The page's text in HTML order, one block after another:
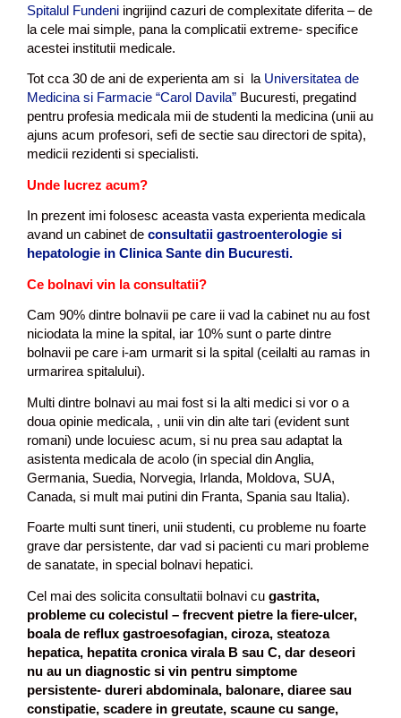
Spitalul Fundeni ingrijind cazuri de complexitate diferita – de
la cele mai simple, pana la complicatii extreme- specifice
acestei institutii medicale.
Tot cca 30 de ani de experienta am si la Universitatea de
Medicina si Farmacie “Carol Davila” Bucuresti, pregatind
pentru profesia medicala mii de studenti la medicina (unii au
ajuns acum profesori, sefi de sectie sau directori de spita),
medicii rezidenti si specialisti.
Unde lucrez acum?
In prezent imi folosesc aceasta vasta experienta medicala
avand un cabinet de consultatii gastroenterologie si
hepatologie in Clinica Sante din Bucuresti.
Ce bolnavi vin la consultatii?
Cam 90% dintre bolnavii pe care ii vad la cabinet nu au fost
niciodata la mine la spital, iar 10% sunt o parte dintre
bolnavii pe care i-am urmarit si la spital (ceilalti au ramas in
urmarirea spitalului).
Multi dintre bolnavi au mai fost si la alti medici si vor o a
doua opinie medicala, , unii vin din alte tari (evident sunt
romani) unde locuiesc acum, si nu prea sau adaptat la
asistenta medicala de acolo (in special din Anglia,
Germania, Suedia, Norvegia, Irlanda, Moldova, SUA,
Canada, si mult mai putini din Franta, Spania sau Italia).
Foarte multi sunt tineri, unii studenti, cu probleme nu foarte
grave dar persistente, dar vad si pacienti cu mari probleme
de sanatate, in special bolnavi hepatici.
Cel mai des solicita consultatii bolnavi cu gastrita,
probleme cu colecistul – frecvent pietre la fiere-ulcer,
boala de reflux gastroesofagian, ciroza, steatoza
hepatica, hepatita cronica virala B sau C, dar deseori
nu au un diagnostic si vin pentru simptome
persistente- dureri abdominala, balonare, diaree sau
constipatie, scadere in greutate, scaune cu sange,